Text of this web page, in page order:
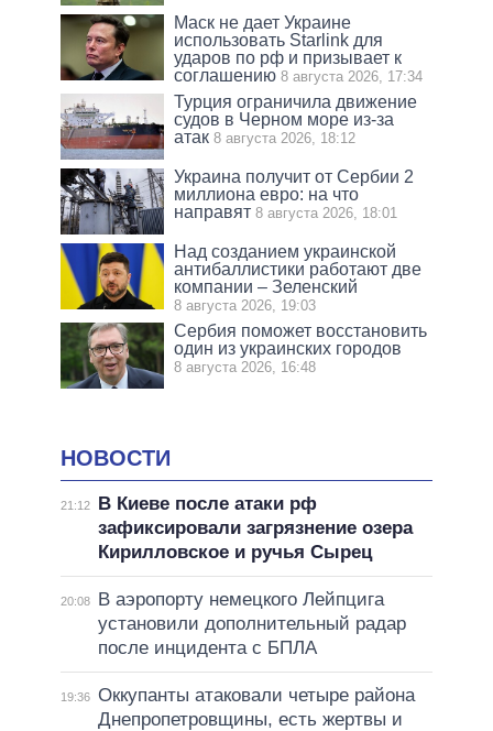
Маск не дает Украине
использовать Starlink для
ударов по рф и призывает к
соглашению 8 августа 2026, 17:34
Турция ограничила движение
судов в Черном море из-за
атак 8 августа 2026, 18:12
Украина получит от Сербии 2
миллиона евро: на что
направят 8 августа 2026, 18:01
Над созданием украинской
антибаллистики работают две
компании – Зеленский
8 августа 2026, 19:03
Сербия поможет восстановить
один из украинских городов
8 августа 2026, 16:48
НОВОСТИ
21:12
В Киеве после атаки рф
зафиксировали загрязнение озера
Кирилловское и ручья Сырец
20:08
В аэропорту немецкого Лейпцига
установили дополнительный радар
после инцидента с БПЛА
19:36 Оккупанты атаковали четыре района
Днепропетровщины, есть жертвы и